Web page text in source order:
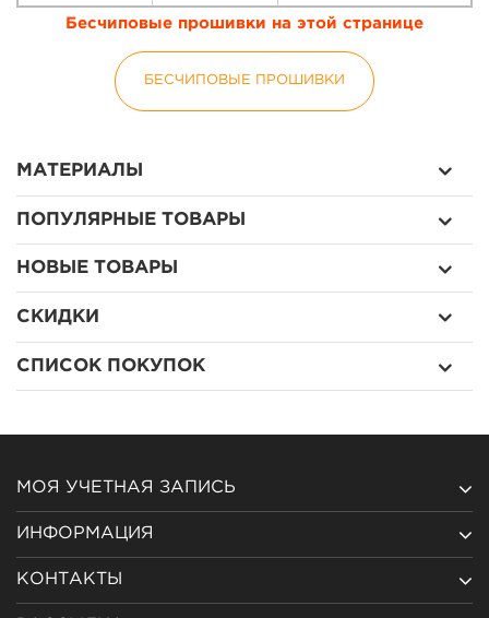
Бесчиповые прошивки на этой странице
БЕСЧИПОВЫЕ ПРОШИВКИ
МАТЕРИАЛЫ
ПОПУЛЯРНЫЕ ТОВАРЫ
НОВЫЕ ТОВАРЫ
СКИДКИ
СПИСОК ПОКУПОК
МОЯ УЧЕТНАЯ ЗАПИСЬ
ИНФОРМАЦИЯ
КОНТАКТЫ